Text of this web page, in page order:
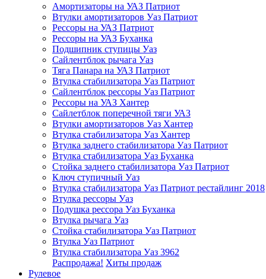
Амортизаторы на УАЗ Патриот
Втулки амортизаторов Уаз Патриот
Рессоры на УАЗ Патриот
Рессоры на УАЗ Буханка
Подшипник ступицы Уаз
Сайлентблок рычага Уаз
Тяга Панара на УАЗ Патриот
Втулка стабилизатора Уаз Патриот
Сайлентблок рессоры Уаз Патриот
Рессоры на УАЗ Хантер
Сайлетблок поперечной тяги УАЗ
Втулки амортизаторов Уаз Хантер
Втулка стабилизатора Уаз Хантер
Втулка заднего стабилизатора Уаз Патриот
Втулка стабилизатора Уаз Буханка
Стойка заднего стабилизатора Уаз Патриот
Ключ ступичный Уаз
Втулка стабилизатора Уаз Патриот рестайлинг 2018
Втулка рессоры Уаз
Подушка рессора Уаз Буханка
Втулка рычага Уаз
Стойка стабилизатора Уаз Патриот
Втулка Уаз Патриот
Втулка стабилизатора Уаз 3962
Распродажа! Хиты продаж
Рулевое